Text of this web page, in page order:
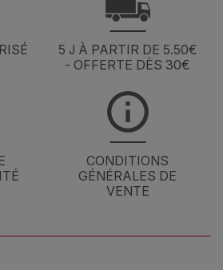
5 J À PARTIR DE 5.50€
- OFFERTE DÈS 30€
CONDITIONS
GÉNÉRALES DE
VENTE